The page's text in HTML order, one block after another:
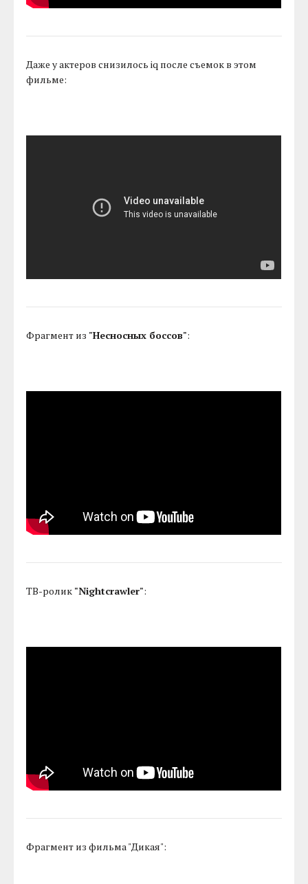
Даже у актеров снизилось iq после съемок в этом
фильме:
Фрагмент из "Несносных боссов":
ТВ-ролик "Nightcrawler":
Фрагмент из фильма "Дикая":